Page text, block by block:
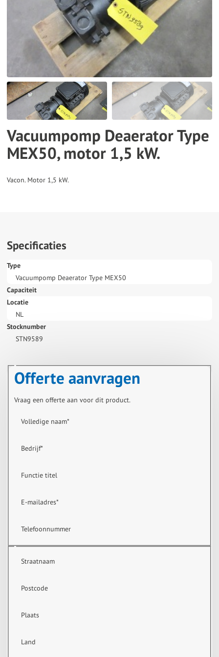
the
selected
search
result.
Touch
device
users
can
use
touch
and
swipe
Vacuumpomp Deaerator Type
MEX50, motor 1,5 kW.
Specificaties
Type
Vacuumpomp Deaerator Type MEX50
Capaciteit
Locatie
NL
Stocknumber
STN9589
Offerte aanvragen
Vraag een offerte aan voor dit product.
Volledige naam*
Bedrijf*
Functie titel
E-mailadres*
Telefoonnummer
Straatnaam
Postcode
Plaats
Land